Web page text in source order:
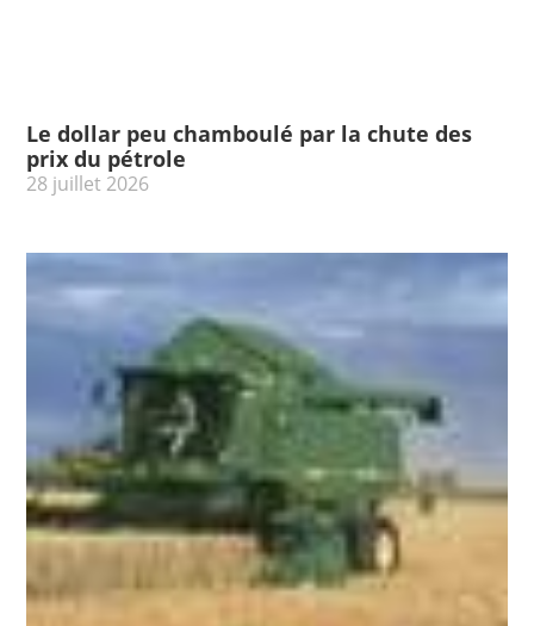
Le dollar peu chamboulé par la chute des
prix du pétrole
28 juillet 2026